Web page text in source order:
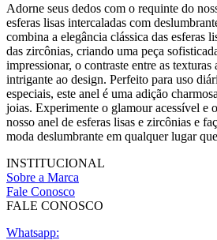
Adorne seus dedos com o requinte do
esferas lisas intercaladas com
combina a elegância clássica das esferas
das zircônias, criando uma peça
impressionar, o contraste entre as
intrigante ao design. Perfeito para uso
especiais, este anel é uma adição
joias. Experimente o glamour acessível e
nosso anel de esferas lisas e zircônias e
moda deslumbrante em qualquer lugar
INSTITUCIONAL
Sobre a Marca
Fale Conosco
FALE CONOSCO
Whatsapp: